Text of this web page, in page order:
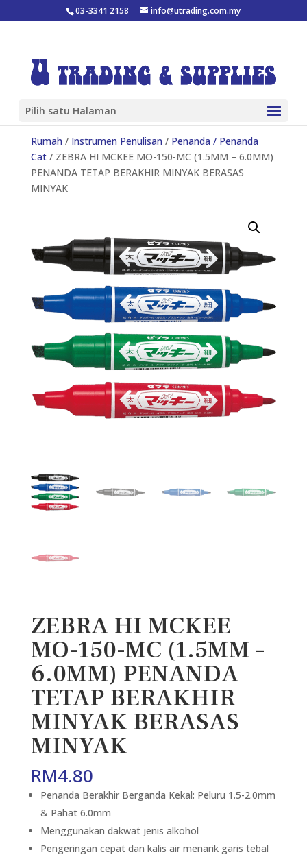
03-3341 2158 info@utrading.com.my
Pilih satu Halaman
Rumah / Instrumen Penulisan / Penanda / Penanda
Cat/ ZEBRA HI MCKEE MO-150-MC (1.5MM – 6.0MM)
PENANDA TETAP BERAKHIR MINYAK BERASAS
MINYAK
ZEBRA HI MCKEE
MO-150-MC (1.5MM –
6.0MM) PENANDA
TETAP BERAKHIR
MINYAK BERASAS
MINYAK
RM4.80
Penanda Berakhir Berganda Kekal: Peluru 1.5-2.0mm
& Pahat 6.0mm
Menggunakan dakwat jenis alkohol
Pengeringan cepat dan kalis air menarik garis tebal